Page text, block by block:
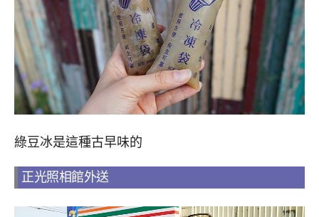
綠豆冰是這種古早味的
正光照相館外送